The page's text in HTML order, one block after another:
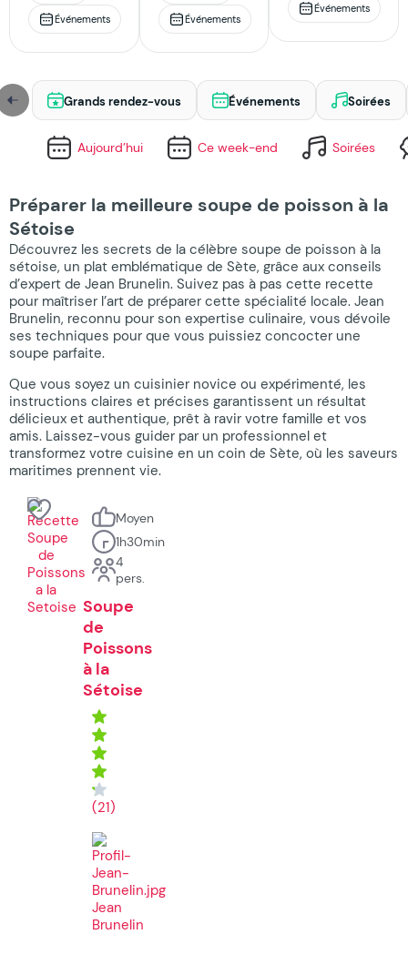
Événements Événements
Événements
Grands rendez-vous Événements Soirées
Aujourd’hui Ce week-end Soirées
Préparer la meilleure soupe de poisson à la
Sétoise
Découvrez les secrets de la célèbre soupe de poisson à la
sétoise, un plat emblématique de Sète, grâce aux conseils
d’expert de Jean Brunelin. Suivez pas à pas cette recette
pour maîtriser l’art de préparer cette spécialité locale. Jean
Brunelin, reconnu pour son expertise culinaire, vous dévoile
ses techniques pour que vous puissiez concocter une
soupe parfaite.
Que vous soyez un cuisinier novice ou expérimenté, les
instructions claires et précises garantissent un résultat
délicieux et authentique, prêt à ravir votre famille et vos
amis. Laissez-vous guider par un professionnel et
transformez votre cuisine en un coin de Sète, où les saveurs
maritimes prennent vie.
Moyen
1h30min
4
pers.
Soupe
de
Poissons
à la
Sétoise
(21)
Jean
Brunelin